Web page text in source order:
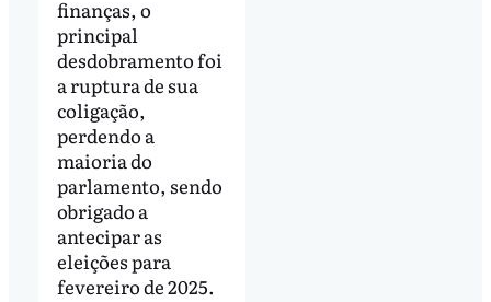
finanças, o
principal
desdobramento foi
a ruptura de sua
coligação,
perdendo a
maioria do
parlamento, sendo
obrigado a
antecipar as
eleições para
fevereiro de 2025.